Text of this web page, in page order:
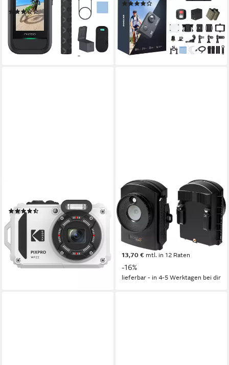
(2)
294,99 € 439,99 €
14,65 €mtl. in 24 Raten
-33%
lieferbar - in 3-4 Werktagen bei dir
(9)
ab 79,99 € 119,99 €
-33%
lieferbar - in 2-3 Werktagen bei dir
PixPro WPZ2 Kompaktkamera
ab 199,00 €
18,17 €
mtl. in 12 Raten
lieferbar - in 2-3 Werktagen bei dir
TECHNAXX
TX-164 Outdoor-Kamera
2 MP Auflösung Foto
Full-HD
Auflösung Video
4 mm
Brennweite
ab 149,99 €
13,70 € mtl. in 12 Raten
-16%
lieferbar - in 4-5 Werktagen bei dir